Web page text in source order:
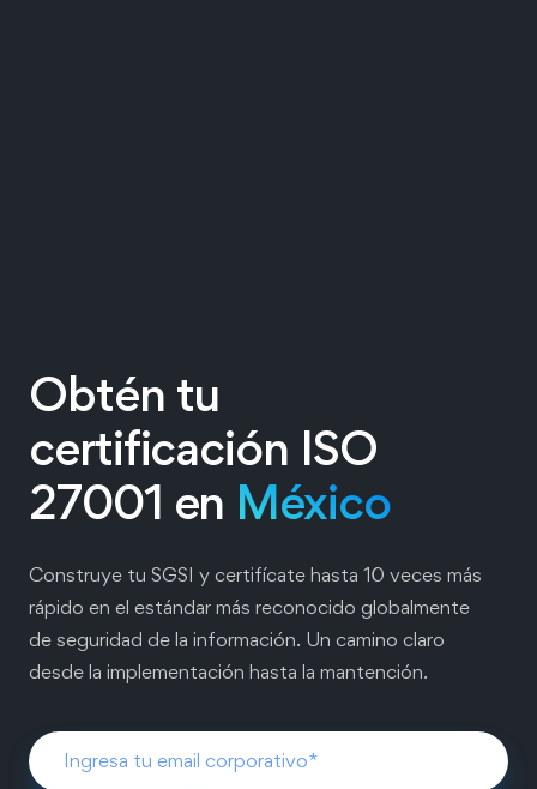
Obtén tu
certificación ISO
27001 en México
Construye tu SGSI y certifícate hasta 10 veces más
rápido en el estándar más reconocido globalmente
de seguridad de la información. Un camino claro
desde la implementación hasta la mantención.